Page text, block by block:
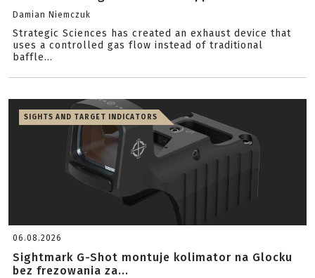
Damian Niemczuk
Strategic Sciences has created an exhaust device that
uses a controlled gas flow instead of traditional
baffle...
SIGHTS AND TARGET INDICATORS
06.08.2026
Sightmark G-Shot montuje kolimator na Glocku
bez frezowania za...